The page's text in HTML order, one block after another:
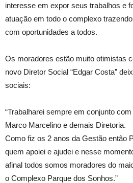
interesse em expor seus trabalhos e
atuação em todo o complexo
com oportunidades a todos.
Os moradores estão muito otimistas
novo Diretor Social “Edgar Costa”
sociais:
“Trabalharei sempre em conjunto
Marco Marcelino e demais Diretoria.
Como fiz os 2 anos da Gestão então
quem apoiei e ajudei e nesse
afinal todos somos moradores do
o Complexo Parque dos Sonhos.”